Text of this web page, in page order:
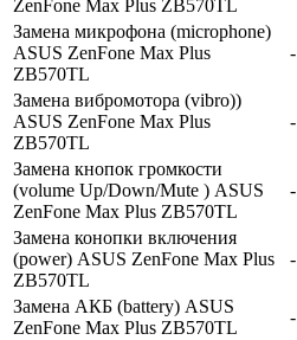
ZenFone Max Plus ZB570TL
Замена микрофона (microphone)
ASUS ZenFone Max Plus
ZB570TL
-
Замена вибромотора (vibro))
ASUS ZenFone Max Plus
ZB570TL
-
Замена кнопок громкости
(volume Up/Down/Mute ) ASUS
ZenFone Max Plus ZB570TL
-
Замена конопки включения
(power) ASUS ZenFone Max Plus
ZB570TL
-
Замена АКБ (battery) ASUS
ZenFone Max Plus ZB570TL
-